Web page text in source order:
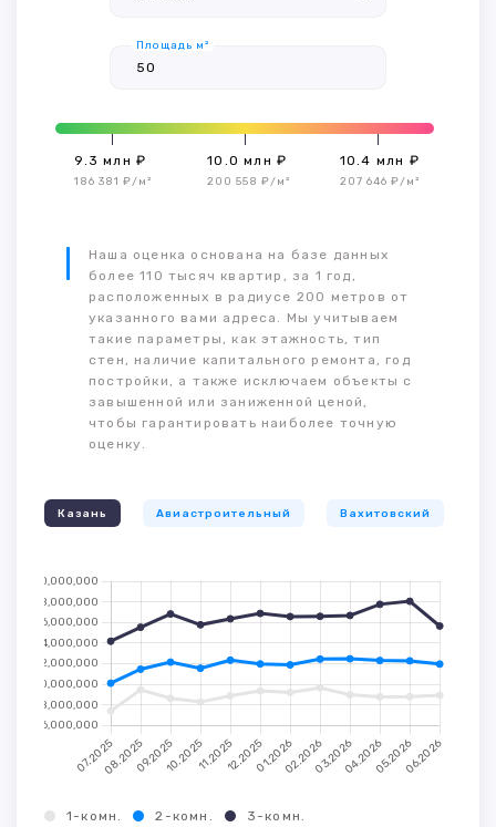
Площадь м²
9.3 млн ₽
186 381 ₽/м²
10.0 млн ₽
200 558 ₽/м²
10.4 млн ₽
207 646 ₽/м²
Наша оценка основана на базе данных
более 110 тысяч квартир, за 1 год,
расположенных в радиусе 200 метров от
указанного вами адреса. Мы учитываем
такие параметры, как этажность, тип
стен, наличие капитального ремонта, год
постройки, а также исключаем объекты с
завышенной или заниженной ценой,
чтобы гарантировать наиболее точную
оценку.
Казань Авиастроительный Вахитовский
1-комн. 2-комн. 3-комн.